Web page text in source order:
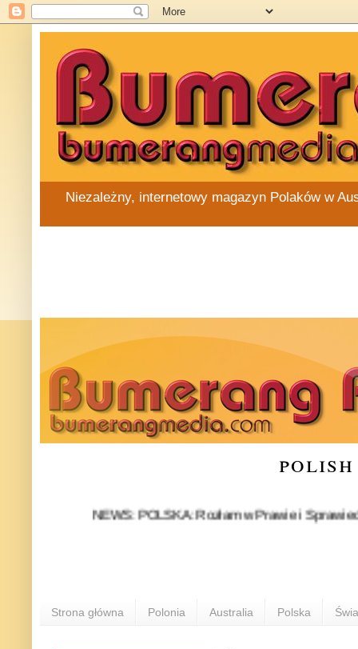
Niezależny, internetowy magazyn Polaków w
NEWS: POLSKA: Rozłam w Prawie i
Strona główna Polonia Australia Polska